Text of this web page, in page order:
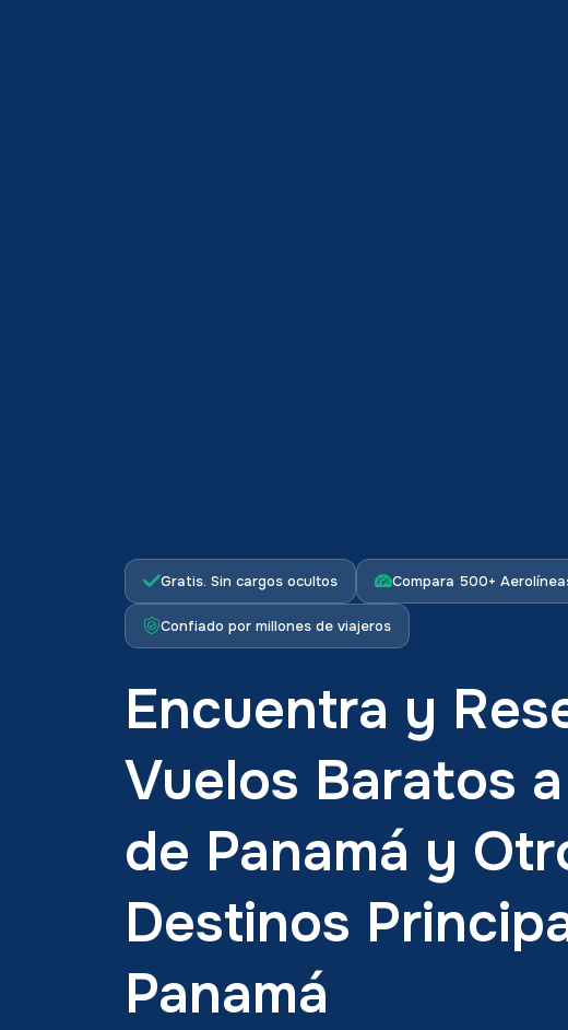
Gratis. Sin cargos ocultos Compara 500+
Confiado por millones de viajeros
Encuentra y
Vuelos Baratos
de Panamá y
Destinos
Panamá